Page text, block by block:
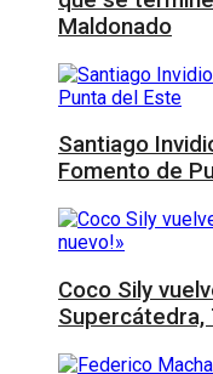
Maldonado
Santiago
Fomento de
Coco Sily
Supercátedra,